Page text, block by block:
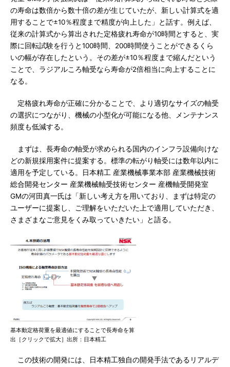
の寿命は数倍から数十倍の差が生じていたが、新しい計算式を適
用することで±10％程度まで精度が向上した」と話す。例えば、
従来の計算式から算出された定格疲れ寿命が10時間とすると、実
際に回転試験を行うと100時間、200時間使うことができるくら
いの幅が存在したという。その差が±10％程度まで縮んだという
ことで、ラジアルころ軸受なら寿命が2倍相当に向上することに
なる。
定格疲れ寿命が正確に分かることで、より適切なサイズの軸受
の選択につながり、機械の小型化が可能になる他、メンテナンス
頻度も低減する。
まずは、長寿命の軸受が求められる国内のインフラ設備向けな
どの新規採用案件に提案する。標準の転がり軸受には数年以内に
適用を予定している。日本精工 産業機械事業本部 産業機械技術
総合開発センター 産業機械軸受技術センター 産機軸受開発室
GMの河田真一氏は「新しい考え方を用いており、まずは特定の
ユーザーに提案し、ご理解をいただいた上で適用していただき、
さまざまなご意見をくみ取っていきたい」と語る。
基本動定格荷重を最適値にすることで長寿命を算
出［クリックで拡大］出所：日本精工
この技術の開発には、日本精工独自の開発手法であるリアルデ